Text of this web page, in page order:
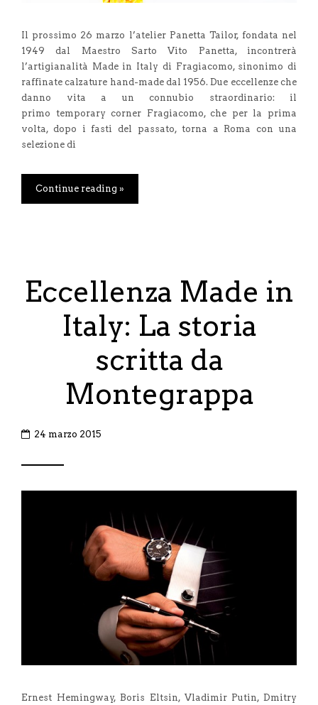
Il prossimo 26 marzo l’atelier Panetta Tailor, fondata nel
1949 dal Maestro Sarto Vito Panetta, incontrerà
l’artigianalità Made in Italy di Fragiacomo, sinonimo di
raffinate calzature hand-made dal 1956. Due eccellenze che
danno vita a un connubio straordinario: il
primo temporary corner Fragiacomo, che per la prima
volta, dopo i fasti del passato, torna a Roma con una
selezione di
Continue reading »
Eccellenza Made in
Italy: La storia
scritta da
Montegrappa
24 marzo 2015
Ernest Hemingway, Boris Eltsin, Vladimir Putin, Dmitry